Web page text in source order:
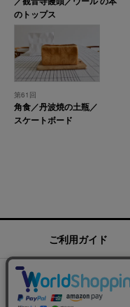
のトップス
第61回
角食／丹波焼の土瓶／
スケートボード
ご利用ガイド
運営会社
プライバシー